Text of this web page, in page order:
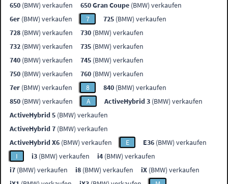
650 (BMW) verkaufen 650 Gran Coupe (BMW) verkaufen
6er (BMW) verkaufen 7 725 (BMW) verkaufen
728 (BMW) verkaufen 730 (BMW) verkaufen
732 (BMW) verkaufen 735 (BMW) verkaufen
740 (BMW) verkaufen 745 (BMW) verkaufen
750 (BMW) verkaufen 760 (BMW) verkaufen
7er (BMW) verkaufen 8 840 (BMW) verkaufen
850 (BMW) verkaufen A ActiveHybrid 3 (BMW) verkaufen
ActiveHybrid 5 (BMW) verkaufen
ActiveHybrid 7 (BMW) verkaufen
ActiveHybrid X6 (BMW) verkaufen E E36 (BMW) verkaufen
I
i3 (BMW) verkaufen i4 (BMW) verkaufen
i7 (BMW) verkaufen i8 (BMW) verkaufen iX (BMW) verkaufen